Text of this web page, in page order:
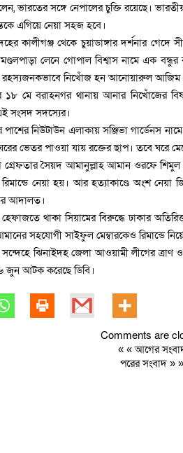
ভারতের সঙ্গে নেপালের চুক্তি রয়েছে।
এগিয়ে নেয়া সহজ হবে।
কালীগঞ্জ থেকে চুয়াডাঙ্গার দর্শনার গেদে
লেনে গোপাল বিশ্বাস নামে এক
রহস্যজনকভাবে নিখোঁজ হন আনোয়ারুল
১৮ মে বরাহনগর থানায় আনার নিখোঁজের
সংসদ সদস্যের।
নিউটাউন এলাকায় সঞ্জিভা গার্ডেনস
ভেতর পাওয়া যায় রক্তের ছাপ। তবে ঘরে
গ্রেফতার সৈয়দ আমানুল্লাহ আমান ওরফে
নেয়া হয়। আর হত্যাকাণ্ডে অংশ
আদালত।
থাকা সিয়ামের বিরুদ্ধে ঢাকার
সহযোগী সাইফুল মেম্বারকেও রিমান্ডে
ঝিনাইদহ জেলা আওয়ামী লীগের
জুন আটক করেছে ডিবি।
Comments are
« «আগের
পরের সংবাদ » »